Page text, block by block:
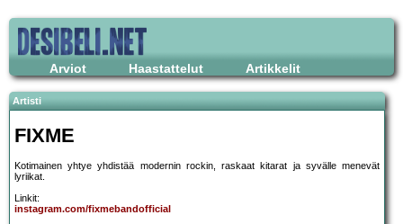
Arviot Haastattelut Artikkelit
Artisti
FIXME
Kotimainen yhtye yhdistää modernin rockin, raskaat kitarat ja syvälle menevät
lyriikat.
Linkit:
instagram.com/fixmebandofficial